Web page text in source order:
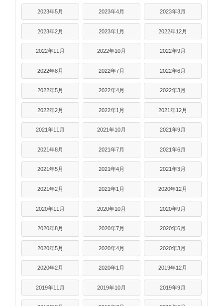
2023年5月 2023年4月 2023年3月
2023年2月 2023年1月 2022年12月
2022年11月 2022年10月 2022年9月
2022年8月 2022年7月 2022年6月
2022年5月 2022年4月 2022年3月
2022年2月 2022年1月 2021年12月
2021年11月 2021年10月 2021年9月
2021年8月 2021年7月 2021年6月
2021年5月 2021年4月 2021年3月
2021年2月 2021年1月 2020年12月
2020年11月 2020年10月 2020年9月
2020年8月 2020年7月 2020年6月
2020年5月 2020年4月 2020年3月
2020年2月 2020年1月 2019年12月
2019年11月 2019年10月 2019年9月